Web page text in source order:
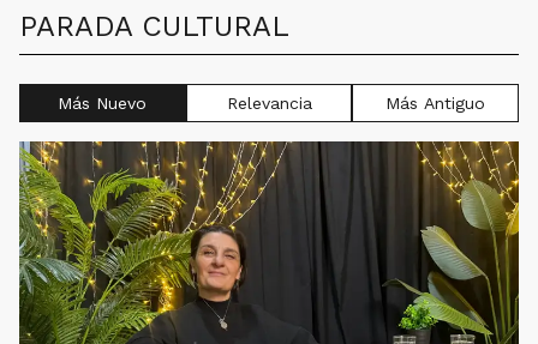
PARADA CULTURAL
Más Nuevo Relevancia Más Antiguo